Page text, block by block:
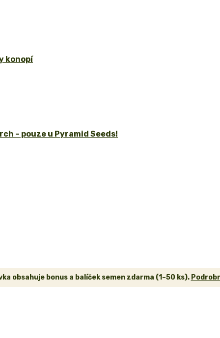
konopí
– pouze u Pyramid Seeds!
obsahuje bonus a balíček semen zdarma (1–50 ks).